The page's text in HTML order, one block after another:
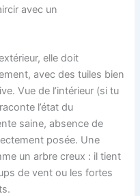
avec un
elle doit
avec des tuiles bien
Vue de l’intérieur (si tu
l’état du
saine, absence de
posée. Une
un arbre creux : il tient
de vent ou les fortes